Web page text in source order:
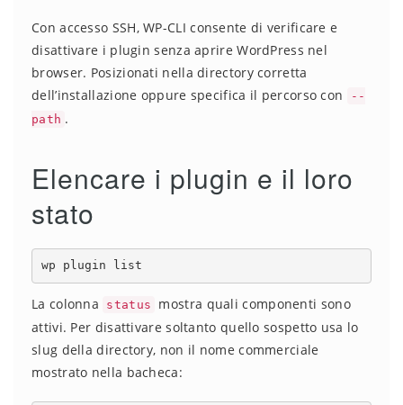
Con accesso SSH, WP-CLI consente di verificare e
disattivare i plugin senza aprire WordPress nel
browser. Posizionati nella directory corretta
dell’installazione oppure specifica il percorso con
--
path .
Elencare i plugin e il loro
stato
wp plugin list
La colonna status
mostra quali componenti sono
attivi. Per disattivare soltanto quello sospetto usa lo
slug della directory, non il nome commerciale
mostrato nella bacheca: